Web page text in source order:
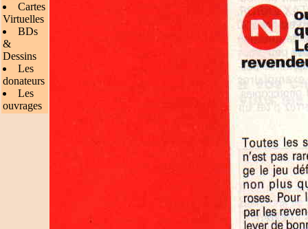
Cartes
Virtuelles
BDs
&
Dessins
Les
donateurs
Les
ouvrages